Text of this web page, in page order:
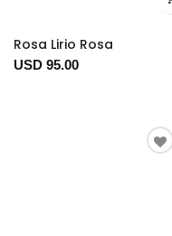
Rosa Lirio Rosa
USD 95.00